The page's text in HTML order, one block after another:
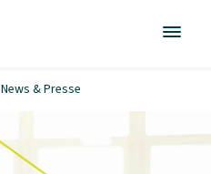
News & Presse